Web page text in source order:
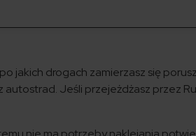
jakich drogach zamierzasz się
autostrad. Jeśli przejeżdżasz przez